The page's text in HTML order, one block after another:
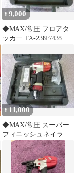
¥9,000
◆MAX/常圧 フロアタ
ッカー TA-238F/438MA
¥ 11,000
◆MAX/常圧 スーパー
フィニッシュネイラ
TA-255/F55MO(06)◆